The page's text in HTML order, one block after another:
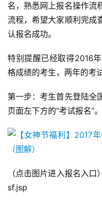
名，熟悉网上报名操作流
流程，希望大家顺利完成
认报名成功。
特别提醒已经取得2016
格成绩的考生，两年的考
第一步：考生首先登陆全
页面左下方的“考试报名”。
（点击图片进入报名入
sf.jsp